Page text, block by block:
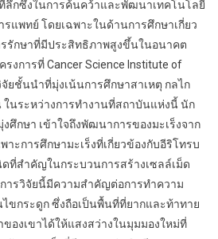
ลึกซึ้งในการค้นคว้าและพัฒนาเทคโนโลยี
แพทย์ โดยเฉพาะในด้านการศึกษาเกี่ยว
รักษาที่มีประสิทธิภาพสูงขึ้นในอนาคต
งการที่ Cancer Science Institute of
ยชั้นนำที่มุ่งเน้นการศึกษาสาเหตุ กลไก
นระหว่างการทำงานที่สถาบันแห่งนี้ นัก
ศึกษา เข้าใจถึงพัฒนาการของมะเร็งจาก
าะการศึกษามะเร็งที่เกี่ยวข้องกับอีริโทรบ
ที่สำคัญในกระบวนการสร้างเซลล์เม็ด
ารวิจัยนี้มีความสำคัญต่อการทำความ
ไขกระดูก ซึ่งถือเป็นพื้นที่ที่ยากและท้าทาย
องเขาได้ให้แสงสว่างในมุมมองใหม่ที่